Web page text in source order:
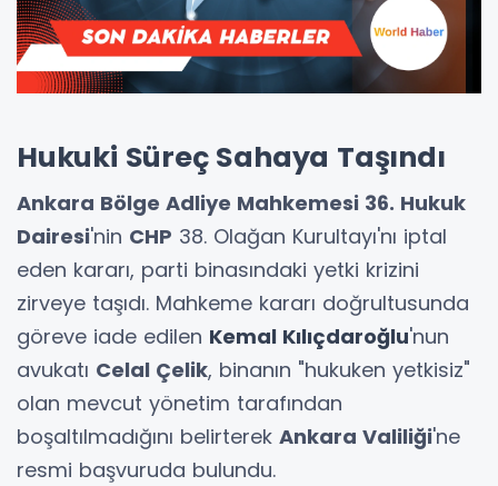
Hukuki Süreç Sahaya Taşındı
Ankara Bölge Adliye Mahkemesi 36. Hukuk
Dairesi'nin CHP 38. Olağan Kurultayı'nı iptal
eden kararı, parti binasındaki yetki krizini
zirveye taşıdı. Mahkeme kararı doğrultusunda
göreve iade edilen Kemal Kılıçdaroğlu'nun
avukatı Celal Çelik, binanın "hukuken yetkisiz"
olan mevcut yönetim tarafından
boşaltılmadığını belirterek Ankara Valiliği'ne
resmi başvuruda bulundu.